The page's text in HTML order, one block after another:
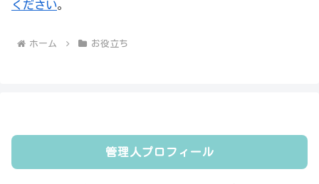
ください。
ホーム お役立ち
管理人プロフィール